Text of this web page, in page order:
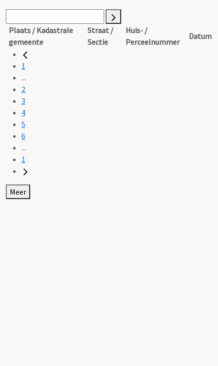
Plaats / Kadastrale
gemeente
Straat /
Sectie
Huis- /
Perceelnummer
Datum
1
...
2
3
4
5
6
...
1
Meer